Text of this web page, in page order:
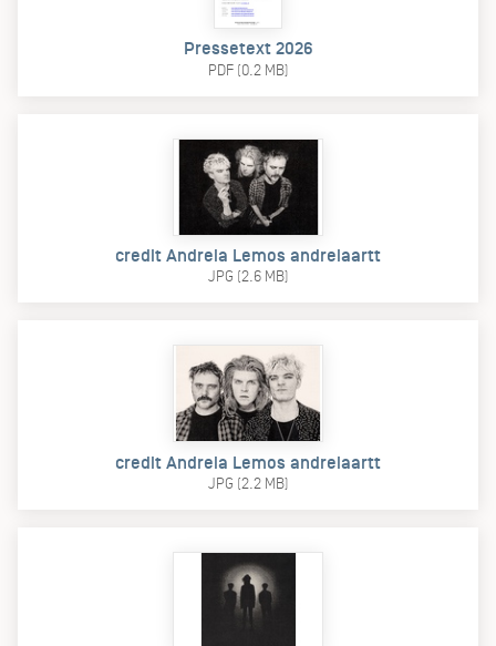
Pressetext 2026
PDF (0.2 MB)
credit Andreia Lemos andreiaartt
JPG (2.6 MB)
credit Andreia Lemos andreiaartt
JPG (2.2 MB)